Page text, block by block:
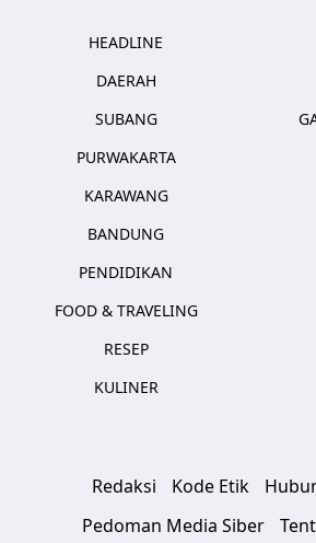
HEADLINE
DAERAH
SUBANG
PURWAKARTA
KARAWANG
BANDUNG
PENDIDIKAN
FOOD & TRAVELING
RESEP
KULINER
Redaksi Kode Etik
Pedoman Media Siber